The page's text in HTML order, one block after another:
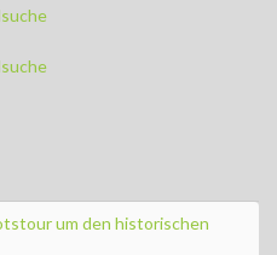
um den historischen